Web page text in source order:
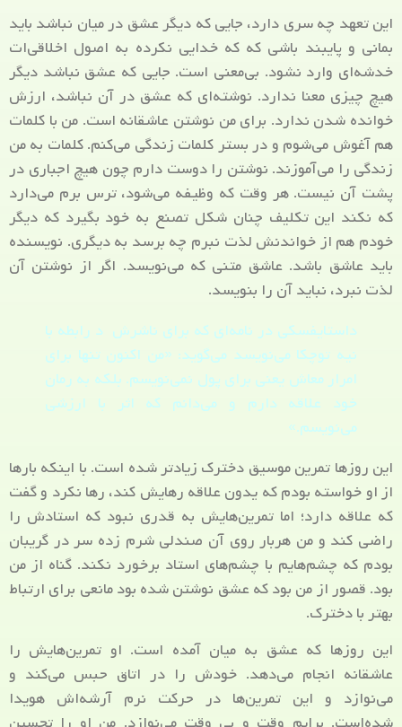
این تعهد چه سری دارد، جایی که دیگر عشق در میان نباشد باید
بمانی و پایبند باشی که که خدایی نکرده به اصول اخلاقی‌ات
خدشه‌ای وارد نشود. بی‌معنی است. جایی که عشق نباشد دیگر
هیچ چیزی معنا ندارد. نوشته‌ای که عشق در آن نباشد، ارزش
خوانده شدن ندارد. برای من نوشتن عاشقانه است. من با کلمات
هم آغوش می‌شوم و در بستر کلمات زندگی می‌کنم. کلمات به من
زندگی را می‌آموزند. نوشتن را دوست دارم چون هیچ اجباری در
پشت آن نیست. هر وقت که وظیفه می‌شود، ترس برم می‌دارد
که نکند این تکلیف چنان شکل تصنع به خود بگیرد که دیگر
خودم هم از خواندنش لذت نبرم چه برسد به دیگری. نویسنده
باید عاشق باشد. عاشق متنی که می‌نویسد. اگر از نوشتن آن
لذت نبرد، نباید آن را بنویسد.
داستایفسکی در نامه‌ای که برای ناشرش د رابطه با
نیه توچکا می‌نویسد می‌گوید: «من اکنون تنها برای
امرار معاش یعنی برای پول نمی‌نویسم. بلکه به رمان
خود علاقه دارم و می‌دانم که اثر با ارزشی
می‌نویسم.»
این روزها تمرین موسیق دخترک زیادتر شده است. با اینکه بارها
از او خواسته بودم که یدون علاقه رهایش کند، رها نکرد و گفت
که علاقه دارد؛ اما تمرین‌هایش به قدری نبود که استادش را
راضی کند و من هربار روی آن صندلی شرم زده سر در گریبان
بودم که چشم‌هایم با چشم‌های استاد برخورد نکند. گناه از من
بود. قصور از من بود که عشق نوشتن شده بود مانعی برای ارتباط
بهتر با دخترک.
این روزها که عشق به میان آمده است. او تمرین‌هایش را
عاشقانه انجام می‌دهد. خودش را در اتاق حبس می‌کند و
می‌نوازد و این تمرین‌ها در حرکت نرم آرشه‌اش هویدا